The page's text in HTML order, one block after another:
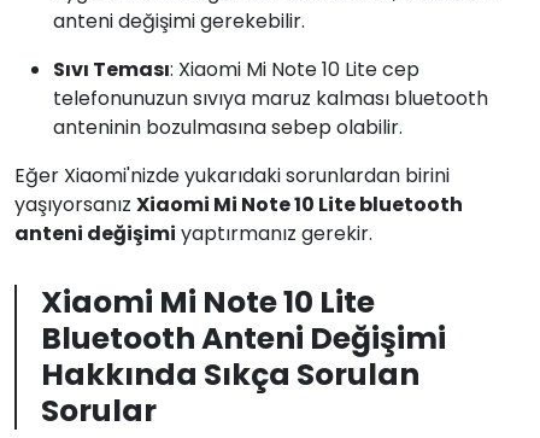
anteni değişimi gerekebilir.
Sıvı Teması: Xiaomi Mi Note 10 Lite cep
telefonunuzun sıvıya maruz kalması bluetooth
anteninin bozulmasına sebep olabilir.
Eğer Xiaomi'nizde yukarıdaki sorunlardan birini
yaşıyorsanız Xiaomi Mi Note 10 Lite bluetooth
anteni değişimi yaptırmanız gerekir.
Xiaomi Mi Note 10 Lite
Bluetooth Anteni Değişimi
Hakkında Sıkça Sorulan
Sorular